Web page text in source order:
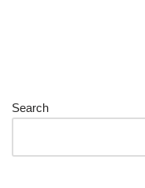
Search